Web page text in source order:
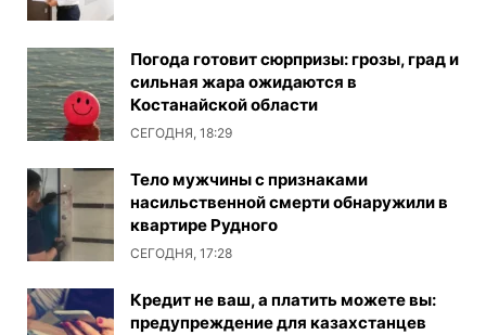
Погода готовит сюрпризы: грозы, град и
сильная жара ожидаются в
Костанайской области
СЕГОДНЯ, 18:29
Тело мужчины с признаками
насильственной смерти обнаружили в
квартире Рудного
СЕГОДНЯ, 17:28
Кредит не ваш, а платить можете вы:
предупреждение для казахстанцев